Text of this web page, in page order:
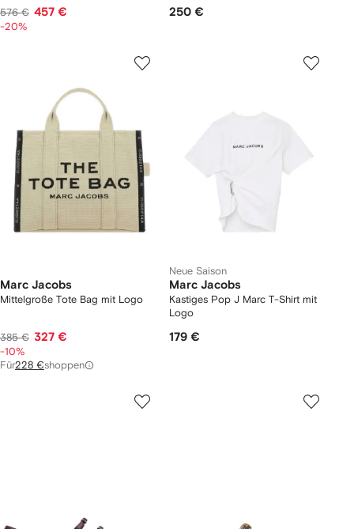
576 € 457 €
-20%
250 €
Marc Jacobs
Mittelgroße Tote Bag mit Logo
385 € 327 €
-10%
Für228 €shoppen
Neue Saison
Marc Jacobs
Kastiges Pop J Marc T-Shirt mit
Logo
179 €